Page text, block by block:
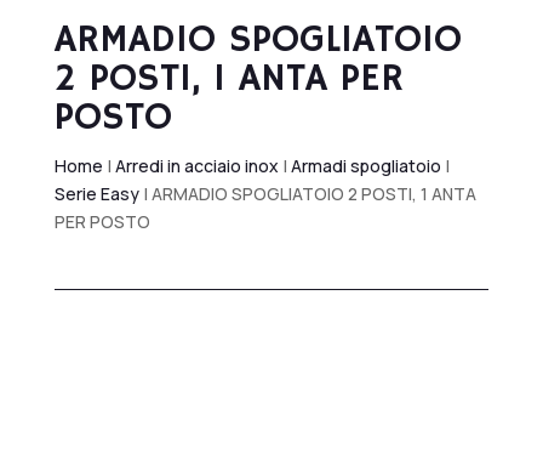
ARMADIO SPOGLIATOIO
2 POSTI, 1 ANTA PER
POSTO
Home | Arredi in acciaio inox | Armadi spogliatoio |
Serie Easy| ARMADIO SPOGLIATOIO 2 POSTI, 1 ANTA
PER POSTO